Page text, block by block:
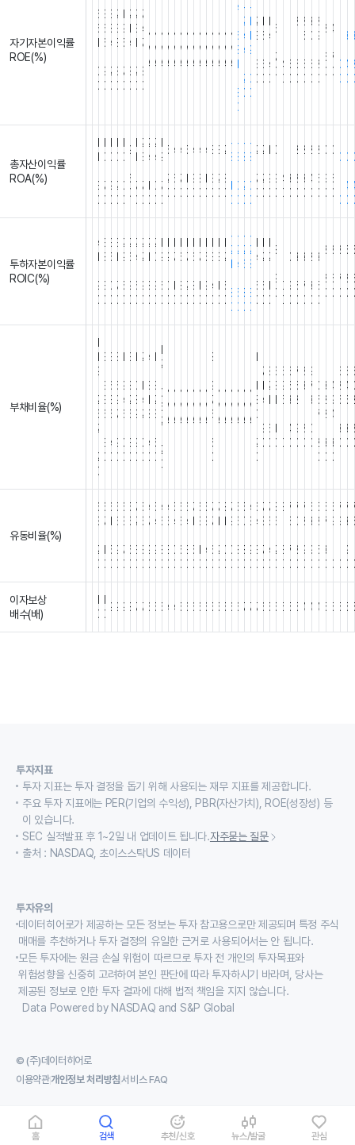
홈 검색 추천/신호 뉴스/발굴 관심
자기자본이익률
ROE(%)
6
6
0
0
3
6
6
9
0
3
8
4
2
0
2
3
8
8
0
9
5
7
0
2
4
8
0
2
3
2
0
7
4
7
8
0
N
/
A
N
/
A
N
/
A
N
/
A
N
/
A
N
/
A
N
/
A
N
/
A
N
/
A
N
/
A
N
/
A
N
/
A
N
/
A
N
/
A
4
6
8
8
0
-
2
4
4
2
0
-
9
0
0
2
3
3
0
6
6
0
4
4
0
6
7
0
4
0
6
0
2
5
0
2
6
5
0
3
0
6
0
2
9
2
0
8
6
0
4
7
0
0
0
3
4
0
총자산이익률
ROA(%)
3
0
0
7
0
0
9
0
0
2
0
0
0
0
9
5
0
7
0
2
3
7
0
2
4
0
2
4
0
0
9
7
0
5
2
0
4
6
0
4
7
0
5
0
4
9
0
4
8
0
4
0
3
3
0
3
2
0
2
8
0
-
8
0
-
8
0
0
-
8
2
0
-
8
0
0
2
7
0
2
2
0
9
0
0
9
0
4
0
3
0
2
2
0
2
3
0
2
4
0
2
5
0
0
9
0
0
6
0
0
0
0
4
0
투하자본이익률
ROIC(%)
4
9
0
3
8
3
0
3
5
0
0
3
7
0
2
9
5
0
2
6
9
0
2
4
6
0
2
2
9
0
2
8
0
2
0
9
0
9
6
0
9
0
0
7
0
6
8
0
7
2
0
6
8
0
7
0
5
9
0
3
4
0
3
0
2
5
0
-
2
8
0
-
2
4
5
0
-
2
6
8
0
-
2
8
3
0
4
5
0
2
6
0
2
0
8
9
0
0
0
0
9
0
3
6
0
3
7
0
2
3
0
3
5
0
8
8
0
8
6
0
8
7
0
6
8
0
부채비율(%)
9
2
5
2
2
0
3
3
3
6
3
0
3
6
3
5
4
0
8
5
9
7
9
0
9
4
6
0
0
3
8
2
5
3
0
0
8
9
9
0
2
4
2
0
0
4
8
8
4
0
8
2
3
5
0
2
0
6
2
2
0
N
/
A
N
/
A
N
/
A
N
/
A
N
/
A
N
/
A
N
/
A
8
9
7
6
6
0
N
/
A
N
/
A
N
/
A
N
/
A
N
/
A
N
/
A
8
0
2
0
7
4
9
0
8
2
6
0
5
8
0
5
9
6
0
6
6
3
4
0
7
6
2
9
0
8
3
8
0
9
7
3
0
0
0
6
7
2
0
3
2
2
3
0
4
9
4
3
0
5
2
6
3
0
5
4
6
3
0
유동비율(%)
6
3
2
0
6
7
0
6
5
0
5
6
9
0
6
3
7
0
5
5
6
0
7
2
3
0
5
5
8
0
4
7
9
0
5
4
9
0
4
6
8
0
4
5
3
0
5
4
0
0
6
6
6
0
6
4
3
0
7
5
0
6
3
0
5
8
4
0
7
7
6
0
7
2
0
8
0
0
7
9
0
0
5
5
8
0
5
0
8
0
4
3
9
0
6
4
3
0
7
8
7
0
7
5
4
0
8
5
2
0
8
8
0
7
5
7
0
7
0
8
0
7
2
9
0
6
3
9
0
5
8
5
0
5
7
3
0
6
9
0
7
9
0
7
3
9
0
이자보상
배수(배)
0 0
9 9 9 8 7 7 6 5 5 4 4 5 6 6 6 6 5 5 5 6 6 7 7 7 6 5 5 5 5 5 4 4 4 5 5 5 5
투자지표
투자 지표는 투자 결정을 돕기 위해 사용되는 재무 지표를 제공합니다.
주요 투자 지표에는 PER(기업의 수익성), PBR(자산가치), ROE(성장성) 등
이 있습니다.
SEC 실적발표 후 1~2일 내 업데이트 됩니다.자주묻는 질문
출처 : NASDAQ, 초이스스탁US 데이터
투자유의
데이터히어로가 제공하는 모든 정보는 투자 참고용으로만 제공되며 특정 주식
매매를 추천하거나 투자 결정의 유일한 근거로 사용되어서는 안 됩니다.
모든 투자에는 원금 손실 위험이 따르므로 투자 전 개인의 투자목표와
위험성향을 신중히 고려하여 본인 판단에 따라 투자하시기 바라며, 당사는
제공된 정보로 인한 투자 결과에 대해 법적 책임을 지지 않습니다.
Data Powered by NASDAQ and S&P Global
© (주)데이터히어로
이용약관개인정보 처리방침서비스 FAQ